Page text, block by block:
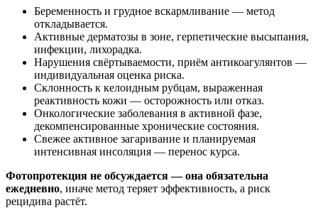
Беременность и грудное вскармливание — метод
откладывается.
Активные дерматозы в зоне, герпетические высыпания,
инфекции, лихорадка.
Нарушения свёртываемости, приём антикоагулянтов —
индивидуальная оценка риска.
Склонность к келоидным рубцам, выраженная
реактивность кожи — осторожность или отказ.
Онкологические заболевания в активной фазе,
декомпенсированные хронические состояния.
Свежее активное загаривание и планируемая
интенсивная инсоляция — перенос курса.
Фотопротекция не обсуждается — она обязательна
ежедневно, иначе метод теряет эффективность, а риск
рецидива растёт.